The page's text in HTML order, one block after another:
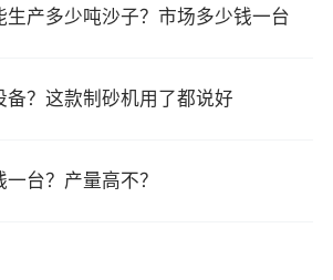
生产多少吨沙子？市场多少钱一台
备？这款制砂机用了都说好
台？产量高不？